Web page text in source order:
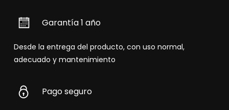
Garantía 1 año
Desde la entrega del producto, con uso normal,
adecuado y mantenimiento
Pago seguro